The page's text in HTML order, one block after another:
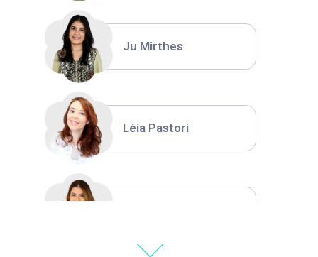
Ju Mirthes
Léia Pastori